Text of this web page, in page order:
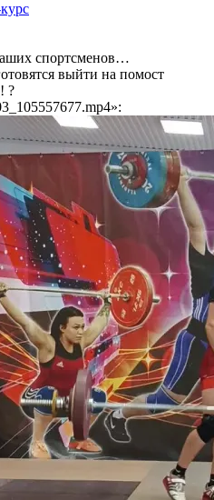
спортсменов…
выйти на помост
?